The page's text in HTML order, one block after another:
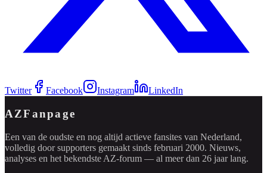
Twitter Facebook Instagram LinkedIn
AZFanpage
Een van de oudste en nog altijd actieve fansites van Nederland,
volledig door supporters gemaakt sinds februari 2000. Nieuws,
analyses en het bekendste AZ-forum — al meer dan 26 jaar lang.